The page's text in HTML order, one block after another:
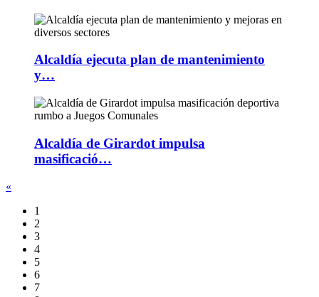
Alcaldía ejecuta plan de mantenimiento
y…
Alcaldía de Girardot impulsa
masificació…
«
1
2
3
4
5
6
7